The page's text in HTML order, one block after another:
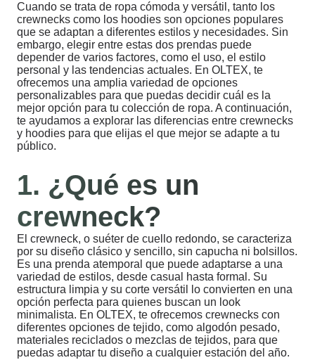
Cuando se trata de ropa cómoda y versátil, tanto los
crewnecks como los hoodies son opciones populares
que se adaptan a diferentes estilos y necesidades. Sin
embargo, elegir entre estas dos prendas puede
depender de varios factores, como el uso, el estilo
personal y las tendencias actuales. En OLTEX, te
ofrecemos una amplia variedad de opciones
personalizables para que puedas decidir cuál es la
mejor opción para tu colección de ropa. A continuación,
te ayudamos a explorar las diferencias entre crewnecks
y hoodies para que elijas el que mejor se adapte a tu
público.
1. ¿Qué es un
crewneck?
El crewneck, o suéter de cuello redondo, se caracteriza
por su diseño clásico y sencillo, sin capucha ni bolsillos.
Es una prenda atemporal que puede adaptarse a una
variedad de estilos, desde casual hasta formal. Su
estructura limpia y su corte versátil lo convierten en una
opción perfecta para quienes buscan un look
minimalista. En OLTEX, te ofrecemos crewnecks con
diferentes opciones de tejido, como algodón pesado,
materiales reciclados o mezclas de tejidos, para que
puedas adaptar tu diseño a cualquier estación del año.